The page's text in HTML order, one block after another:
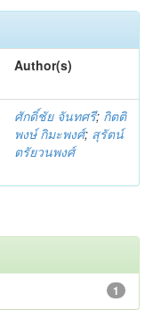
Author(s)
ศักดิ์ชัย จันทศรี; กิตติ
พงษ์ กิมะพงศ์; สุรัตน์
ตรัยวนพงศ์
1